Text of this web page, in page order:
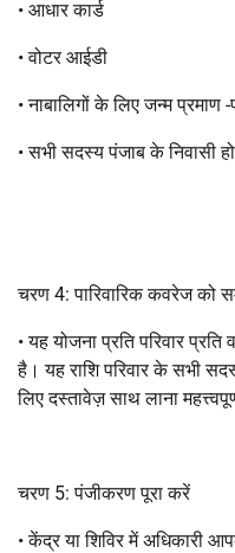
• आधार कार्ड
• वोटर आईडी
• नाबालिगों के लिए जन्म प्रमाण
• सभी सदस्य पंजाब के निवासी
चरण 4: पारिवारिक कवरेज को
• यह योजना प्रति परिवार
है। यह राशि परिवार के सभी
लिए दस्तावेज़ साथ लाना
चरण 5: पंजीकरण पूरा करें
• केंद्र या शिविर में अधिकारी